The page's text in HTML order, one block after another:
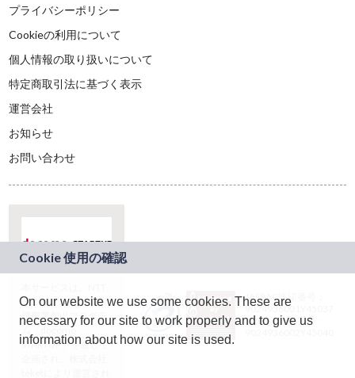
プライバシーポリシー
Cookieの利用について
個人情報の取り扱いについて
特定商取引法に基づく表示
運営会社
お知らせ
お問い合わせ
ドコモグループの新
規事業創出プログラ
ム「docomo
STARTUP」を通じて
JASRAC許諾番号：
9024936001Y45037
JASRAC許諾番号：
On our website we use some cookies. These are
necessary for our site to work properly and to give us
information about how our site is used.